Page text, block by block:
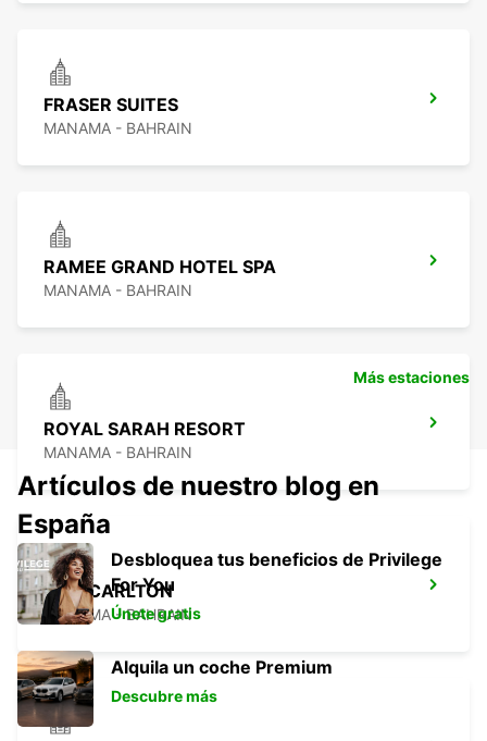
FRASER SUITES
MANAMA - BAHRAIN
RAMEE GRAND HOTEL SPA
MANAMA - BAHRAIN
ROYAL SARAH RESORT
MANAMA - BAHRAIN
RITZ CARLTON
MANAMA - BAHRAIN
Más estaciones
Artículos de nuestro blog en
España
Desbloquea tus beneficios de Privilege
For You
Únete gratis
Alquila un coche Premium
Descubre más